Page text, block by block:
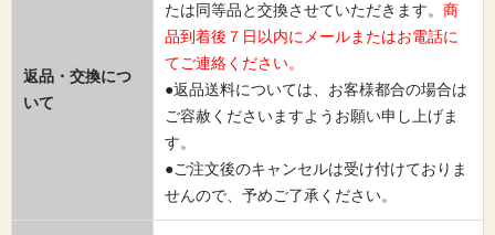
返品・交換につ
いて
たは同等品と交換させていただきます。 商
品到着後７日以内にメールまたはお電話に
てご連絡ください。
●返品送料については、お客様都合の場合は
ご容赦くださいますようお願い申し上げま
す。
●ご注文後のキャンセルは受け付けておりま
せんので、予めご了承ください。